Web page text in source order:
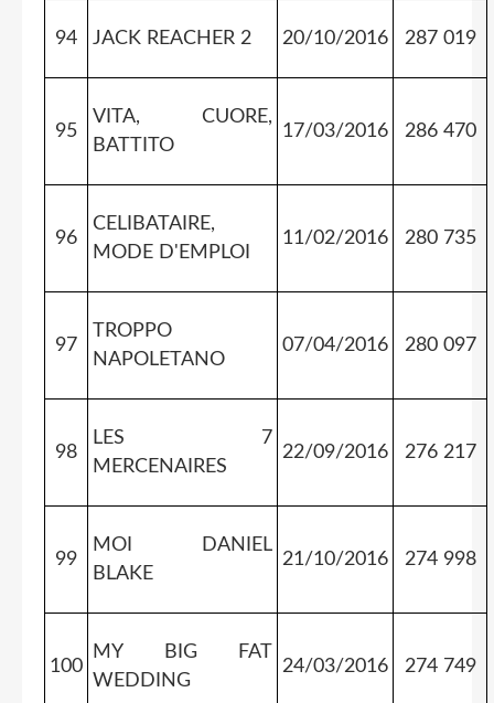
94 JACK REACHER 2 20/10/2016 287 019
95
VITA, CUORE,
BATTITO
17/03/2016 286 470
96
CELIBATAIRE,
MODE D'EMPLOI
11/02/2016 280 735
97
TROPPO
NAPOLETANO
07/04/2016 280 097
98
LES 7
MERCENAIRES
22/09/2016 276 217
99
MOI DANIEL
BLAKE
21/10/2016 274 998
100
MY BIG FAT
WEDDING
24/03/2016 274 749